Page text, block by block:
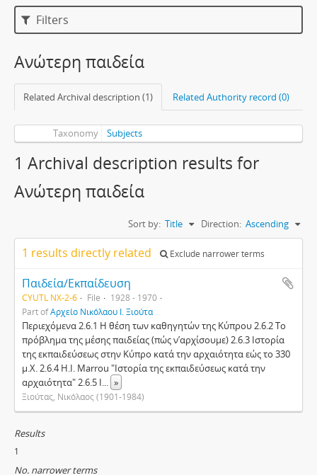
Filters
Ανώτερη παιδεία
Related Archival description (1) Related Authority record (0)
Taxonomy Subjects
1 Archival description results for
Ανώτερη παιδεία
Sort by: Title Direction: Ascending
1 results directly related Exclude narrower terms
Παιδεία/Εκπαίδευση
CYUTL NX-2-6 File
1928 - 1970
Part ofΑρχείο Νικόλαου Ι. Ξιούτα
Περιεχόμενα 2.6.1 Η θέση των καθηγητών της Κύπρου 2.6.2 Το
πρόβλημα της μέσης παιδείας (πώς ν’αρχίσουμε) 2.6.3 Ιστορία
της εκπαιδεύσεως στην Κύπρο κατά την αρχαιότητα εώς το 330
μ.Χ. 2.6.4 H.I. Marrou "Ιστορία της εκπαιδεύσεως κατά την
αρχαιότητα" 2.6.5 Ι... »
Ξιούτας, Νικόλαος (1901-1984)
Results
1
No. narrower terms